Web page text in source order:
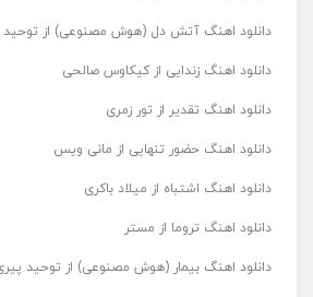
دانلود اهنگ آتش دل (هوش مصنوعی) از توحید
دانلود اهنگ زندایی از کیکاوس صالحی
دانلود اهنگ تقدیر از تور زمری
دانلود اهنگ حضور تنهایی از مانی ویس
دانلود اهنگ اشتباه از میلاد باکری
دانلود اهنگ تروما از مستر
دانلود اهنگ بیمار (هوش مصنوعی) از توحید